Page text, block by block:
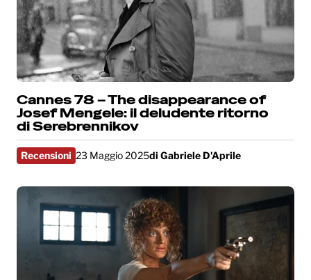
Cannes 78 – The disappearance of
Josef Mengele: il deludente ritorno
di Serebrennikov
Recensioni 23 Maggio 2025di Gabriele D'Aprile